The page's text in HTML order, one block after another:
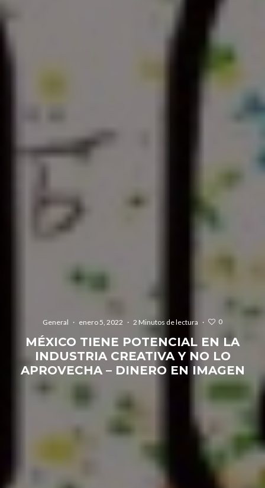
General · enero 5, 2022 · 2 Minutos de lectura · 0
MÉXICO TIENE POTENCIAL EN LA
INDUSTRIA CREATIVA Y NO LO
APROVECHA – DINERO EN IMAGEN